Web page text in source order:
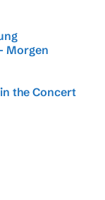
Morgen
the Concert